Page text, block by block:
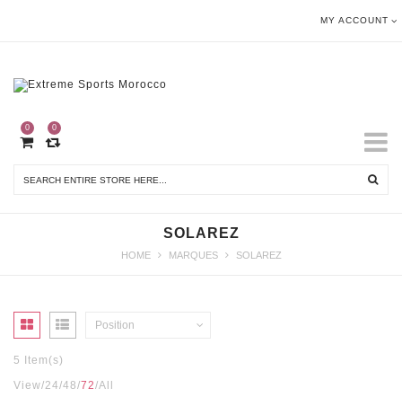
MY ACCOUNT
0 0
SOLAREZ
HOME MARQUES SOLAREZ
Position
5 Item(s)
View 24 48 72 All